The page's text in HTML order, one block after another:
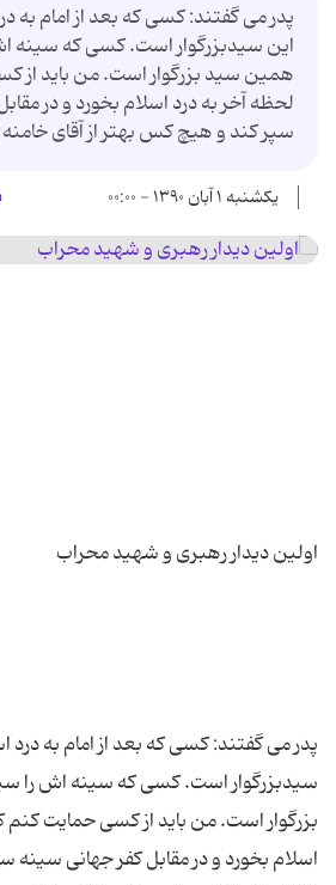
پدر می گفتند: كسی كه بعد از امام به
این سیدبزرگوار است. كسی كه سینه
همین سید بزرگوار است. من باید از
لحظه آخر به درد اسلام بخورد و در
سپر كند و هیچ كس بهتر از آقای
یکشنبه ۱ آبان ۱۳۹۰ - ۰۰:۰۰
پدر می گفتند: كسی كه بعد از امام به درد
سیدبزرگوار است. كسی كه سینه اش را
بزرگوار است. من باید از كسی حمایت كنم
اسلام بخورد و در مقابل كفر جهانی